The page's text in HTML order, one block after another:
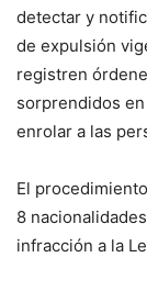
detectar y
de expulsión
registren
sorprendidos
enrolar a las
El
8
infracción a la